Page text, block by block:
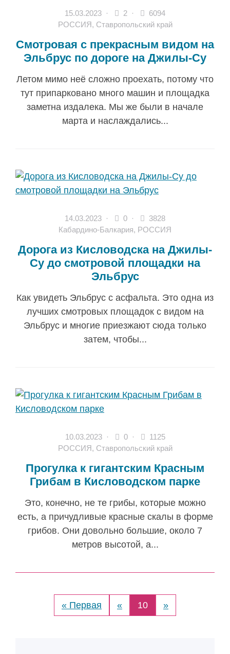
15.03.2023 · 2 ·
6094
РОССИЯ, Ставропольский край
Смотровая с прекрасным видом на
Эльбрус по дороге на Джилы-Су
Летом мимо неё сложно проехать, потому что
тут припарковано много машин и площадка
заметна издалека. Мы же были в начале
марта и наслаждались...
14.03.2023 · 0 ·
3828
Кабардино-Балкария, РОССИЯ
Дорога из Кисловодска на Джилы-
Су до смотровой площадки на
Эльбрус
Как увидеть Эльбрус с асфальта. Это одна из
лучших смотровых площадок с видом на
Эльбрус и многие приезжают сюда только
затем, чтобы...
10.03.2023· 0 ·
1125
РОССИЯ, Ставропольский край
Прогулка к гигантским Красным
Грибам в Кисловодском парке
Это, конечно, не те грибы, которые можно
есть, а причудливые красные скалы в форме
грибов. Они довольно большие, около 7
метров высотой, а...
« Первая « 10 »